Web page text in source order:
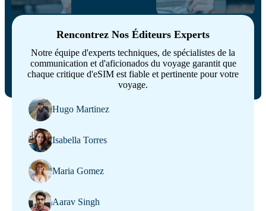
Rencontrez Nos Éditeurs Experts
Notre équipe d'experts techniques, de spécialistes de la
communication et d'aficionados du voyage garantit que
chaque critique d'eSIM est fiable et pertinente pour votre
voyage.
Hugo Martinez
Isabella Torres
Maria Gomez
Aarav Singh